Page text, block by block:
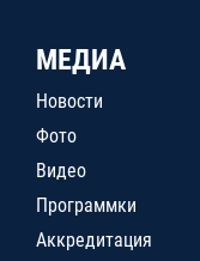
МЕДИА
Новости
Фото
Видео
Программки
Аккредитация